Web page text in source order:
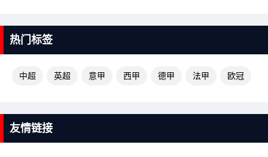
热门标签
中超 英超 意甲 西甲 德甲 法甲 欧冠
友情链接